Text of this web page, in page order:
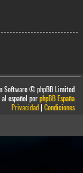
Software © phpBB Limited
al español porphpBB España
Privacidad|Condiciones